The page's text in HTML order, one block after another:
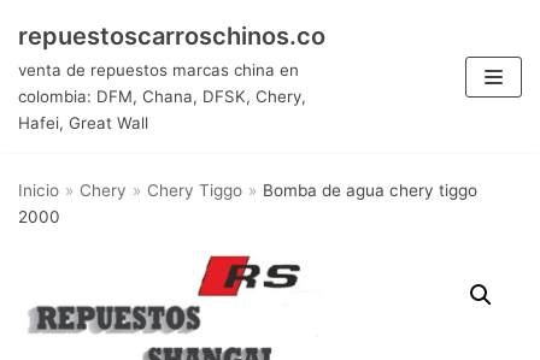
Saltar
contenido
repuestoscarroschinos.co
venta de repuestos marcas china en
colombia: DFM, Chana, DFSK, Chery,
Hafei, Great Wall
Inicio » Chery » Chery Tiggo » Bomba de agua chery tiggo
2000